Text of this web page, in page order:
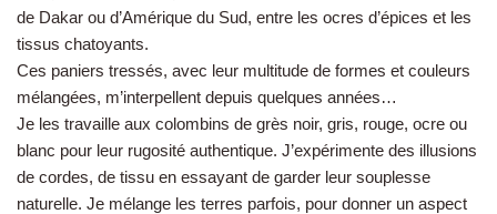
de Dakar ou d’Amérique du Sud, entre les ocres d’épices et les
tissus chatoyants.
Ces paniers tressés, avec leur multitude de formes et couleurs
mélangées, m’interpellent depuis quelques années…
Je les travaille aux colombins de grès noir, gris, rouge, ocre ou
blanc pour leur rugosité authentique. J’expérimente des illusions
de cordes, de tissu en essayant de garder leur souplesse
naturelle. Je mélange les terres parfois, pour donner un aspect